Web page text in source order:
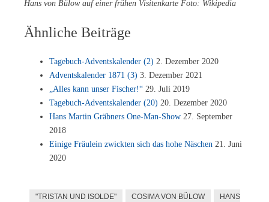
Hans von Bülow auf ei­ner frü­hen Vi­si­ten­kar­te Foto: Wikipedia
Ähnliche Beiträge
Ta­ge­buch-Ad­vents­ka­len­der (2) 2. De­zem­ber 2020
Ad­vents­ka­len­der 1871 (3) 3. De­zem­ber 2021
„Al­les kann un­ser Fi­scher!“ 29. Juli 2019
Ta­ge­buch-Ad­vents­ka­len­der (20) 20. De­zem­ber 2020
Hans Mar­tin Gräb­ners One-Man-Show 27. Sep­tem­ber
2018
Ei­ni­ge Fräu­lein zwick­ten sich das hohe Näs­chen 21. Juni
2020
"TRISTAN UND ISOLDE" COSIMA VON BÜLOW
HANS